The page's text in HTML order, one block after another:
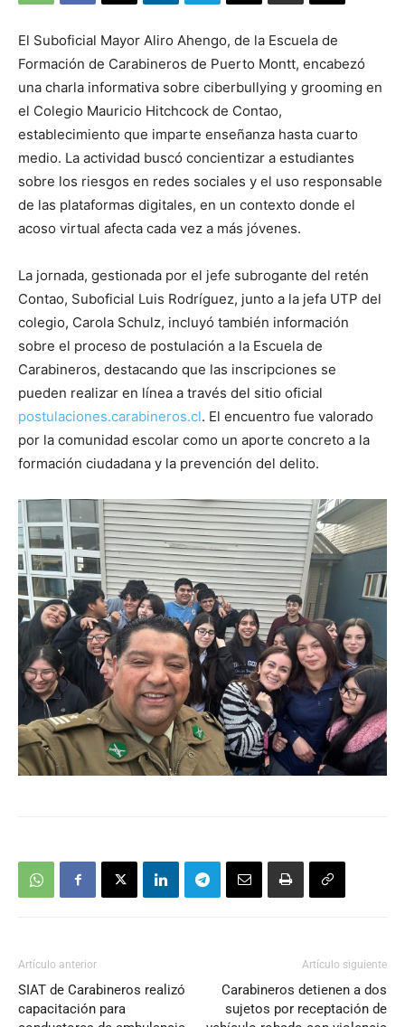
El Suboficial Mayor Aliro Ahengo, de la Escuela de
Formación de Carabineros de Puerto Montt, encabezó
una charla informativa sobre ciberbullying y grooming en
el Colegio Mauricio Hitchcock de Contao,
establecimiento que imparte enseñanza hasta cuarto
medio. La actividad buscó concientizar a estudiantes
sobre los riesgos en redes sociales y el uso responsable
de las plataformas digitales, en un contexto donde el
acoso virtual afecta cada vez a más jóvenes.
La jornada, gestionada por el jefe subrogante del retén
Contao, Suboficial Luis Rodríguez, junto a la jefa UTP del
colegio, Carola Schulz, incluyó también información
sobre el proceso de postulación a la Escuela de
Carabineros, destacando que las inscripciones se
pueden realizar en línea a través del sitio oficial
postulaciones.carabineros.cl. El encuentro fue valorado
por la comunidad escolar como un aporte concreto a la
formación ciudadana y la prevención del delito.
Artículo anterior
SIAT de Carabineros realizó
capacitación para
Artículo siguiente
Carabineros detienen a dos
sujetos por receptación de